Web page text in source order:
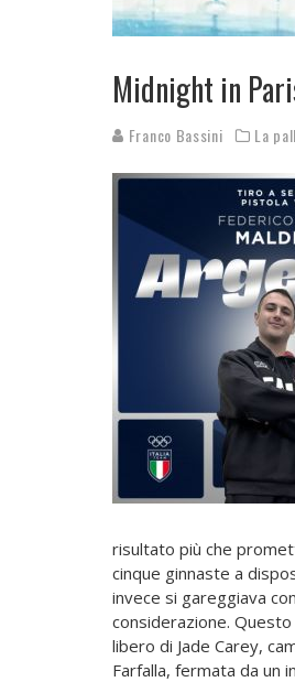
Midnight in
Franco Bassini La
risultato più che
cinque ginnaste a
invece si gareggiava
considerazione.
libero di Jade Carey,
Farfalla, fermata da un